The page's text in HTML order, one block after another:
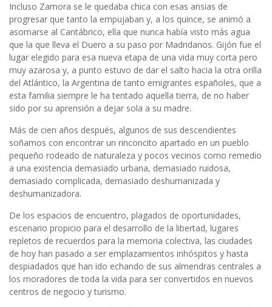
Incluso Zamora se le quedaba chica con esas ansias de
progresar que tanto la empujaban y, a los quince, se animó a
asomarse al Cantábrico, ella que nunca había visto más agua
que la que lleva el Duero a su paso por Madridanos. Gijón fue el
lugar elegido para esa nueva etapa de una vida muy corta pero
muy azarosa y, a punto estuvo de dar el salto hacia la otra orilla
del Atlántico, la Argentina de tanto emigrantes españoles, que a
esta familia siempre le ha tentado aquella tierra, de no haber
sido por su aprensión a dejar sola a su madre.
Más de cien años después, algunos de sus descendientes
soñamos con encontrar un rinconcito apartado en un pueblo
pequeño rodeado de naturaleza y pocos vecinos como remedio
a una existencia demasiado urbana, demasiado ruidosa,
demasiado complicada, demasiado deshumanizada y
deshumanizadora.
De los espacios de encuentro, plagados de oportunidades,
escenario propicio para el desarrollo de la libertad, lugares
repletos de recuerdos para la memoria colectiva, las ciudades
de hoy han pasado a ser emplazamientos inhóspitos y hasta
despiadados que han ido echando de sus almendras centrales a
los moradores de toda la vida para ser convertidos en nuevos
centros de negocio y turismo.